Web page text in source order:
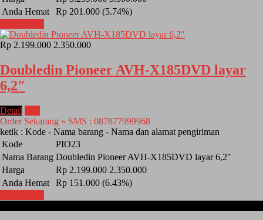
Anda Hemat
Rp 201.000 (5.74%)
Rp 2.199.000 2.350.000
Doubledin Pioneer AVH-X185DVD layar
6,2″
Detail
Order Sekarang » SMS : 087877999968
ketik : Kode - Nama barang - Nama dan alamat pengiriman
Kode
PIO23
Nama Barang Doubledin Pioneer AVH-X185DVD layar 6,2″
Harga
Rp 2.199.000 2.350.000
Anda Hemat
Rp 151.000 (6.43%)